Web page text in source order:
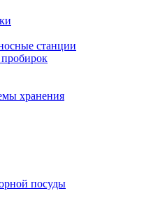
станции
хранения
посуды